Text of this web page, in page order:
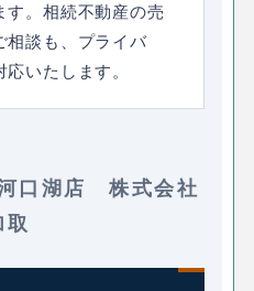
す。相続不動産の売
相談も、プライバ
いたします。
口湖店 株式会社
取